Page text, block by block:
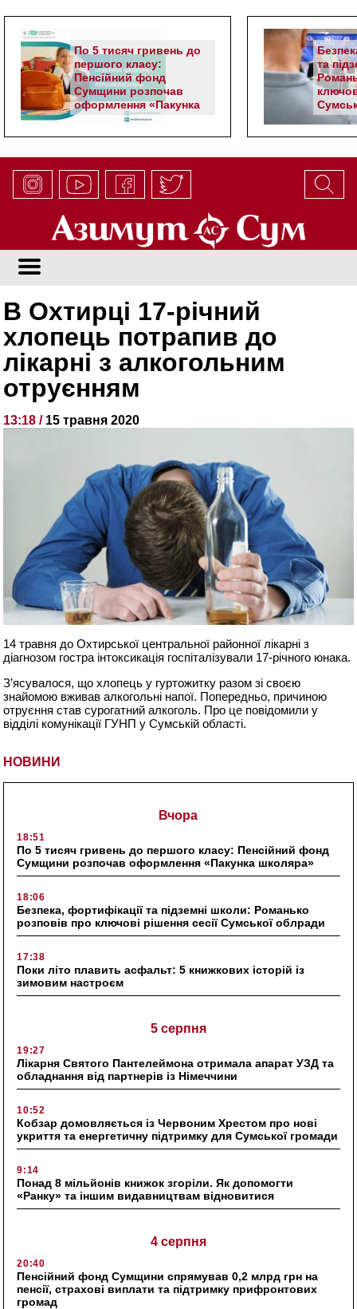
По 5 тисяч гривень до
першого класу:
Пенсійний фонд
Сумщини розпочав
оформлення «Пакунка
школяра»
та
НОВИНИ
Вчора
18:51
По 5 тисяч гривень до першого класу: Пенсійний фонд
Сумщини розпочав оформлення «Пакунка школяра»
18:06
Безпека, фортифікації та підземні школи: Романько
розповів про ключові рішення сесії Сумської облради
17:38
Поки літо плавить асфальт: 5 книжкових історій із
зимовим настроєм
5 серпня
19:27
Лікарня Святого Пантелеймона отримала апарат УЗД та
обладнання від партнерів із Німеччини
10:52
Кобзар домовляється із Червоним Хрестом про нові
укриття та енергетичну підтримку для Сумської громади
9:14
Понад 8 мільйонів книжок згоріли. Як допомогти
«Ранку» та іншим видавництвам відновитися
4 серпня
20:40
Пенсійний фонд Сумщини спрямував 0,2 млрд грн на
пенсії, страхові виплати та підтримку прифронтових
громад
В Охтирці 17-річний
хлопець потрапив до
лікарні з алкогольним
отруєнням
13:18 / 15 травня 2020
14 травня до Охтирської центральної районної лікарні з
діагнозом гостра інтоксикація госпіталізували 17-річного юнака.
З’ясувалося, що хлопець у гуртожитку разом зі своєю
знайомою вживав алкогольні напої. Попередньо, причиною
отруєння став сурогатний алкоголь. Про це повідомили у
відділі комунікації ГУНП у Сумській області.